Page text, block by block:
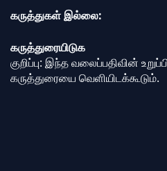
கருத்துகள் இல்லை:
கருத்துரையிடுக
குறிப்பு: இந்த வலைப்பதிவின்
கருத்துரையை வெளியிடக்கூடும்.